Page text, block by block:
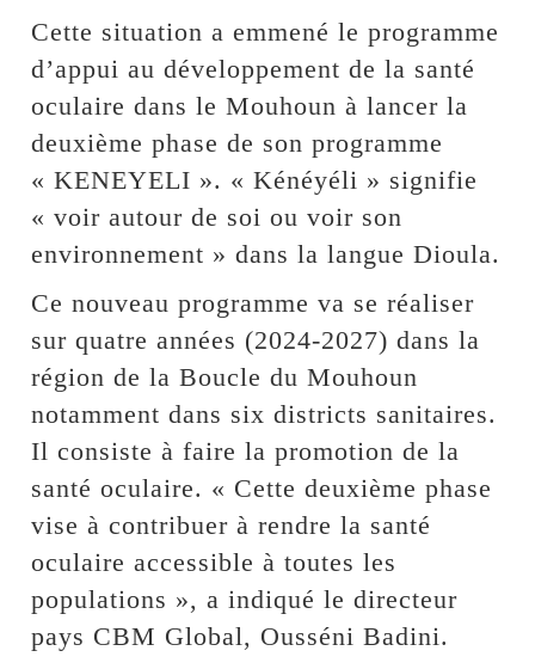
Cette situation a emmené le programme
d’appui au développement de la santé
oculaire dans le Mouhoun à lancer la
deuxième phase de son programme
« KENEYELI ». « Kénéyéli » signifie
« voir autour de soi ou voir son
environnement » dans la langue Dioula.
Ce nouveau programme va se réaliser
sur quatre années (2024-2027) dans la
région de la Boucle du Mouhoun
notamment dans six districts sanitaires.
Il consiste à faire la promotion de la
santé oculaire. « Cette deuxième phase
vise à contribuer à rendre la santé
oculaire accessible à toutes les
populations », a indiqué le directeur
pays CBM Global, Ousséni Badini.